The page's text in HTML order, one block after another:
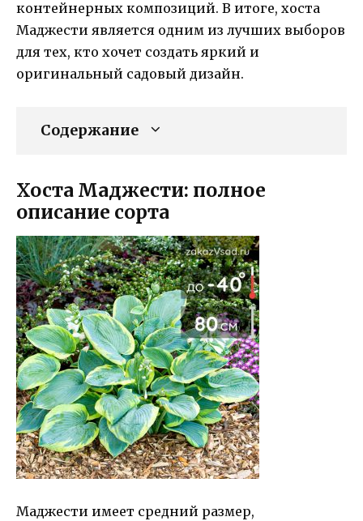
контейнерных композиций. В итоге, хоста
Маджести является одним из лучших выборов
для тех, кто хочет создать яркий и
оригинальный садовый дизайн.
Содержание
Хоста Маджести: полное
описание сорта
Маджести имеет средний размер,